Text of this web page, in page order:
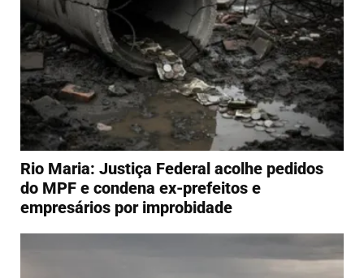
Rio Maria: Justiça Federal acolhe pedidos
do MPF e condena ex-prefeitos e
empresários por improbidade